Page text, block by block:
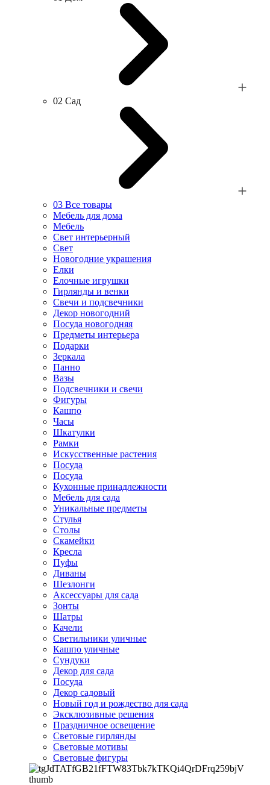
02 Сад
03 Все товары
Мебель для дома
Мебель
Свет интерьерный
Свет
Новогодние украшения
Елки
Елочные игрушки
Гирлянды и венки
Свечи и подсвечники
Декор новогодний
Посуда новогодняя
Предметы интерьера
Подарки
Зеркала
Панно
Вазы
Подсвечники и свечи
Фигуры
Кашпо
Часы
Шкатулки
Рамки
Искусственные растения
Посуда
Посуда
Кухонные принадлежности
Мебель для сада
Уникальные предметы
Стулья
Столы
Скамейки
Кресла
Пуфы
Диваны
Шезлонги
Аксессуары для сада
Зонты
Шатры
Качели
Cветильники уличные
Кашпо уличные
Сундуки
Декор для сада
Посуда
Декор садовый
Новый год и рождество для сада
Эксклюзивные решения
Праздничное освещение
Световые гирлянды
Световые мотивы
Световые фигуры